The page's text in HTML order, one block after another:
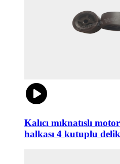
Kalıcı mıknatıslı
halkası 4 kutuplu